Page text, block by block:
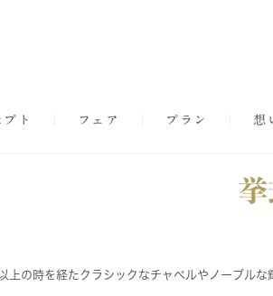
プト フェア プラン 想
上の時を経たクラシックなチャペルやノーブルな